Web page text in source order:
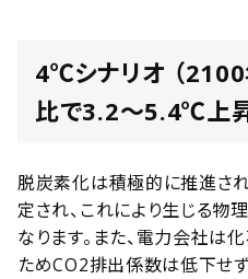
4℃シナリオ （
比で3.2～5.4℃上昇
脱炭素化は積極的に推進さ
定され、これにより生じる物
なります。また、電力会社は
ためCO2排出係数は低下せ